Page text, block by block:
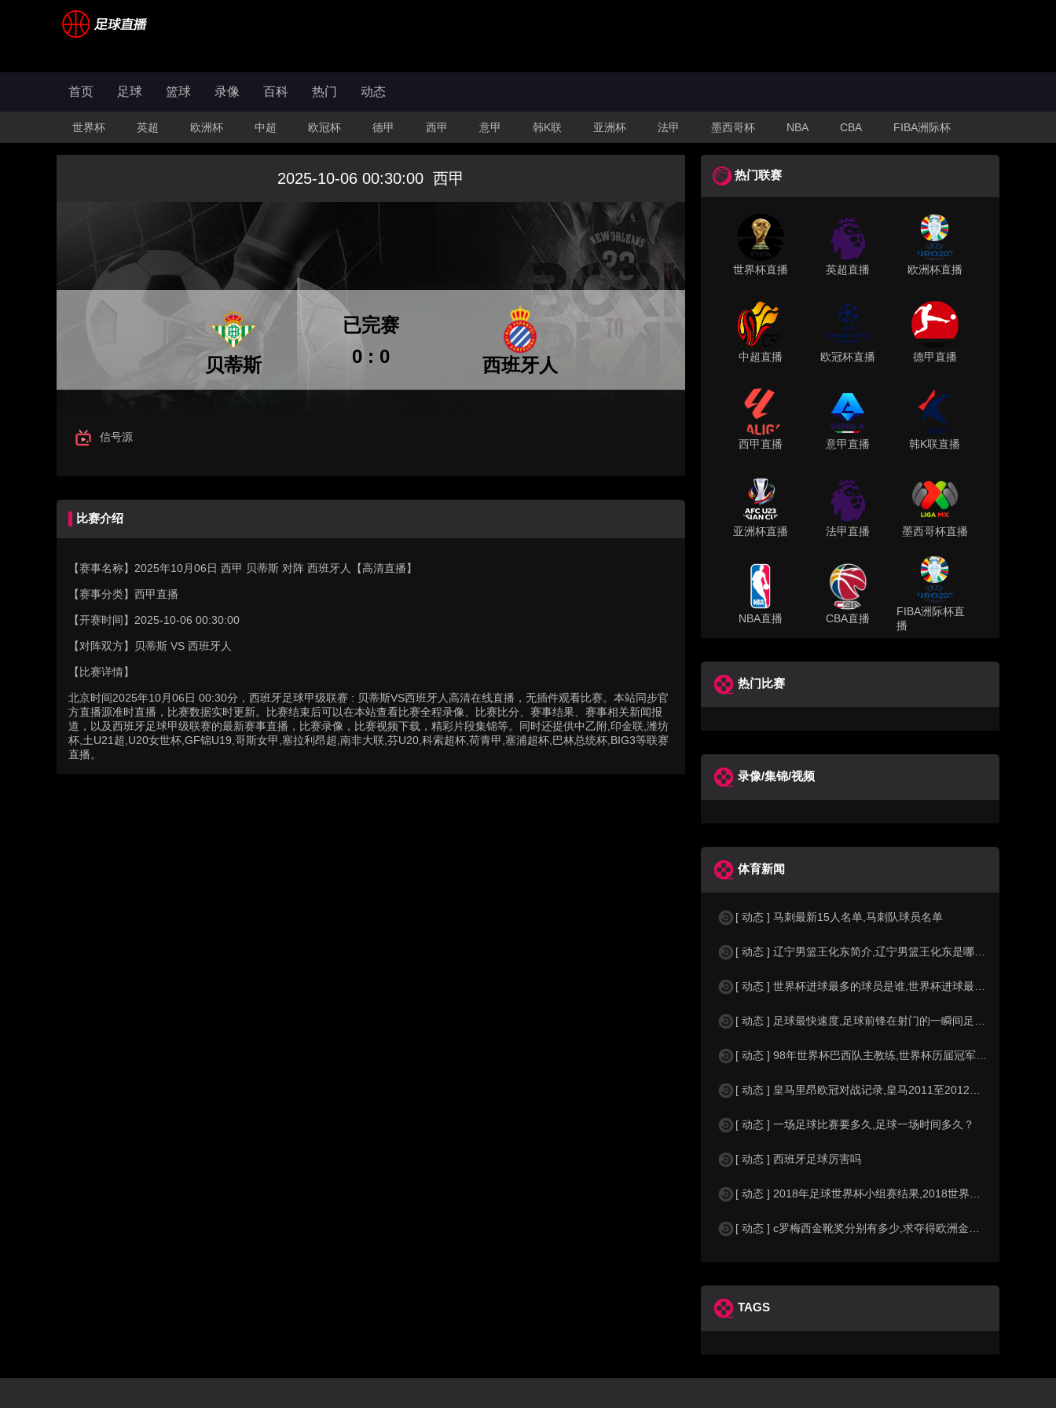
首页 足球 篮球 录像 百科 热门 动态
世界杯 英超 欧洲杯 中超 欧冠杯 德甲 西甲 意甲 韩K联 亚洲杯 法甲 墨西哥杯 NBA CBA FIBA洲际杯
2025-10-06 00:30:00 西甲
贝蒂斯 0 : 0
已完赛
西班牙人
信号源
比赛介绍
【赛事名称】 2025年10月06日 西甲 贝蒂斯 对阵 西班牙人【高清直播】
【赛事分类】 西甲直播
【开赛时间】 2025-10-06 00:30:00
【对阵双方】 贝蒂斯 VS 西班牙人
【比赛详情】
北京时间2025年10月06日 00:30分，西班牙足球甲级联赛 : 贝蒂斯VS西班牙人高清在线直播，无插件观看比赛。本站同步官
方直播源准时直播，比赛数据实时更新。比赛结束后可以在本站查看比赛全程录像、比赛比分、赛事结果、赛事相关新闻报
道，以及西班牙足球甲级联赛的最新赛事直播，比赛录像，比赛视频下载，精彩片段集锦等。同时还提供中乙附,印金联,潍坊
杯,土U21超,U20女世杯,GF锦U19,哥斯女甲,塞拉利昂超,南非大联,芬U20,科索超杯,荷青甲,塞浦超杯,巴林总统杯,BIG3等联赛
直播。
热门联赛
世界杯直播 英超直播 欧洲杯直播
中超直播 欧冠杯直播 德甲直播
西甲直播 意甲直播 韩K联直播
亚洲杯直播 法甲直播 墨西哥杯直播
NBA直播 CBA直播
FIBA洲际杯直
播
热门比赛
录像/集锦/视频
体育新闻
[ 动态 ] 马刺最新15人名单,马刺队球员名单
[ 动态 ] 辽宁男篮王化东简介,辽宁男篮王化东是哪里人？
[ 动态 ] 世界杯进球最多的球员是谁,世界杯进球最多的球员是谁？
[ 动态 ] 足球最快速度,足球前锋在射门的一瞬间足球的速度有多快？？
[ 动态 ] 98年世界杯巴西队主教练,世界杯历届冠军球队教练
[ 动态 ] 皇马里昂欧冠对战记录,皇马2011至2012欧冠赛程&nbs
[ 动态 ] 一场足球比赛要多久,足球一场时间多久？
[ 动态 ] 西班牙足球厉害吗
[ 动态 ] 2018年足球世界杯小组赛结果,2018世界杯中国进入a组
[ 动态 ] c罗梅西金靴奖分别有多少,求夺得欧洲金靴奖与各大联赛金靴奖最
TAGS